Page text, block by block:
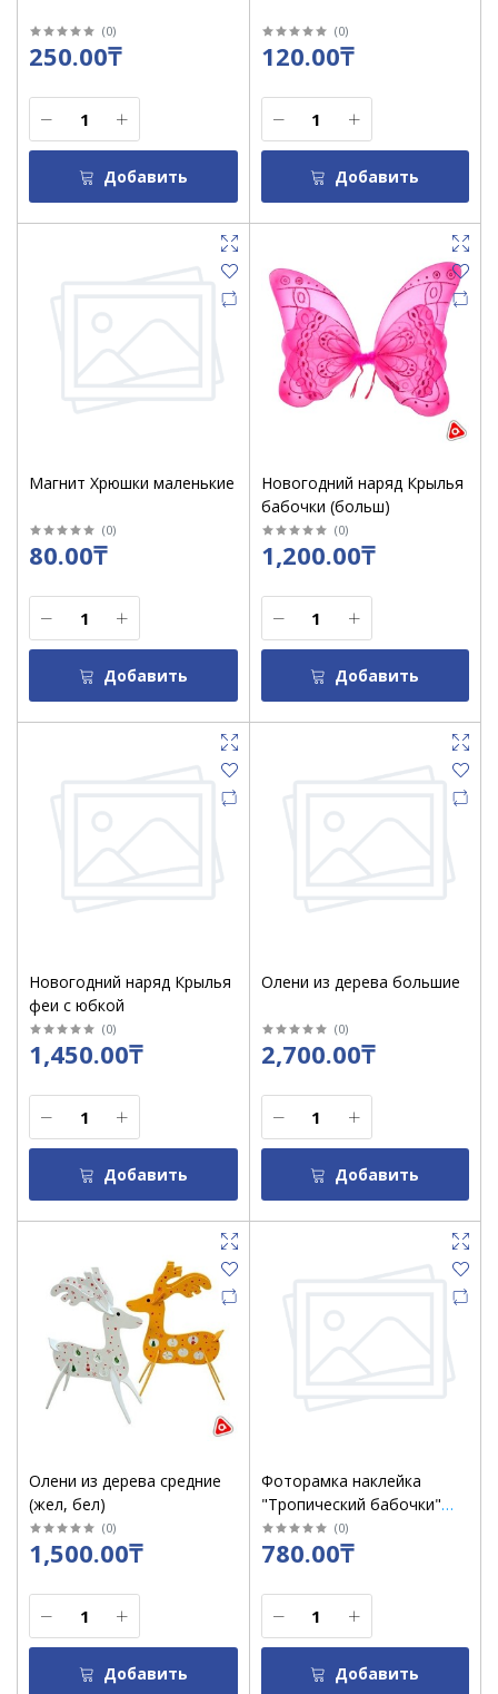
(0)
250.00₸
Добавить
(0)
120.00₸
Добавить
Магнит Хрюшки маленькие
(0)
80.00₸
Добавить
Новогодний наряд Крылья
бабочки (больш)
(0)
1,200.00₸
Добавить
Новогодний наряд Крылья
феи с юбкой
(0)
1,450.00₸
Добавить
Олени из дерева большие
(0)
2,700.00₸
Добавить
Олени из дерева средние
(жел, бел)
(0)
1,500.00₸
Добавить
Фоторамка наклейка
"Тропический бабочки"
12630
(0)
780.00₸
Добавить